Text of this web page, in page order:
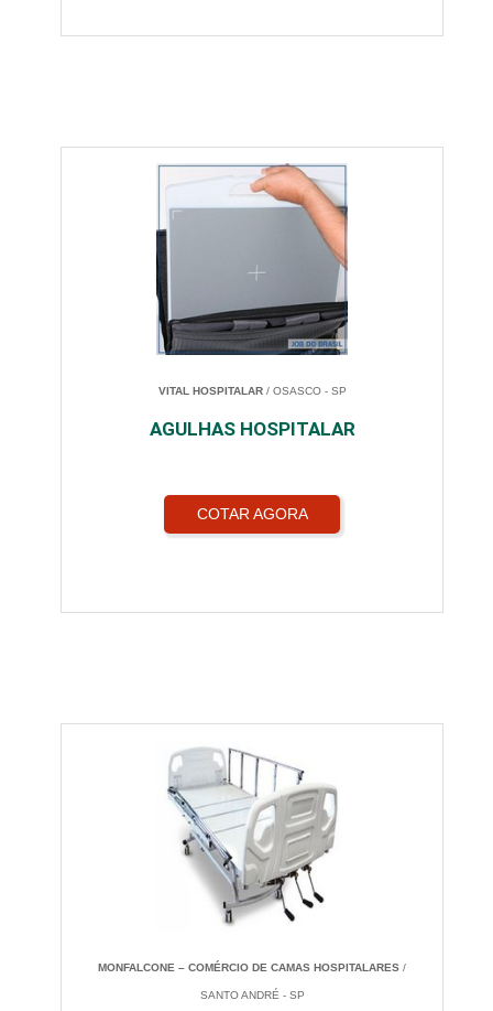
VITAL HOSPITALAR/ OSASCO - SP
AGULHAS HOSPITALAR
COTAR AGORA
MONFALCONE – COMÉRCIO DE CAMAS HOSPITALARES /
SANTO ANDRÉ - SP